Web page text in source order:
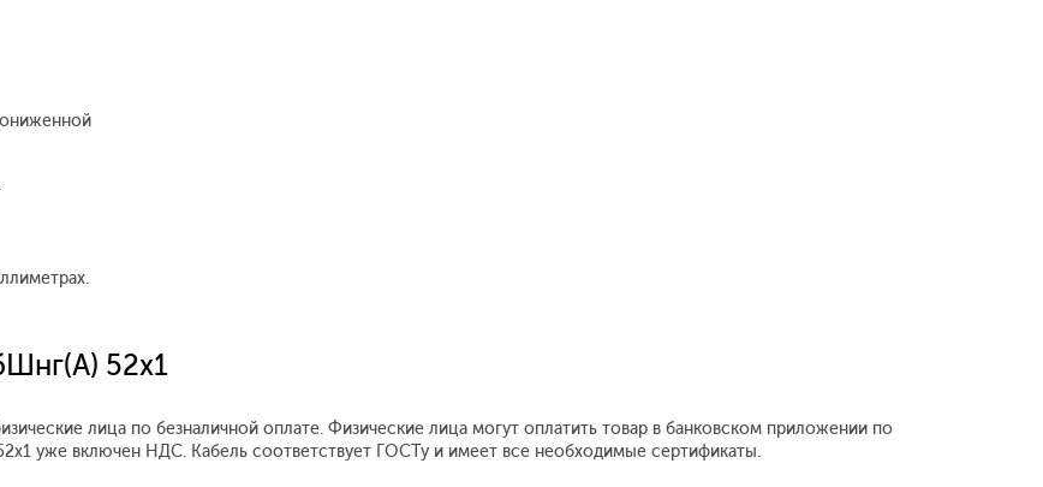
52х1
лица по безналичной оплате. Физические лица могут оплатить товар в банковском приложении по
уже включен НДС. Кабель соответствует ГОСТу и имеет все необходимые сертификаты.